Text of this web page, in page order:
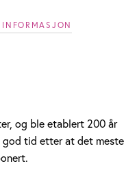
og ble etablert 200 år
god tid etter at det meste